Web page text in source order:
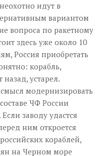
идут в
вариантом
вопроса по ракетному
здесь уже около 10
Россия приобретать
корабль,
устарел.
модернизировать
ЧФ России
заводу удастся
ним откроется
кораблей,
на Черном море